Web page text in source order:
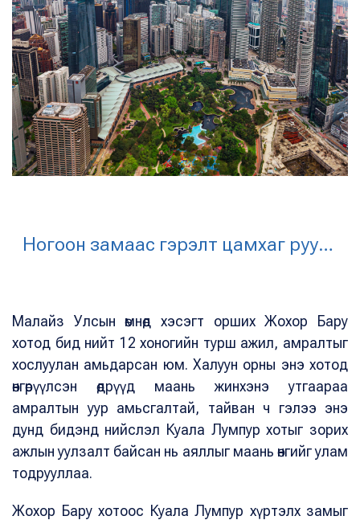
Ногоон замаас гэрэлт цамхаг руу…
Малайз Улсын өмнөд хэсэгт орших Жохор Бару
хотод бид нийт 12 хоногийн турш ажил, амралтыг
хослуулан амьдарсан юм. Халуун орны энэ хотод
өнгөрүүлсэн өдрүүд маань жинхэнэ утгаараа
амралтын уур амьсгалтай, тайван ч гэлээ энэ
дунд бидэнд нийслэл Куала Лумпур хотыг зорих
ажлын уулзалт байсан нь аяллыг маань өнгийг улам
тодрууллаа.
Жохор Бару хотоос Куала Лумпур хүртэлх замыг